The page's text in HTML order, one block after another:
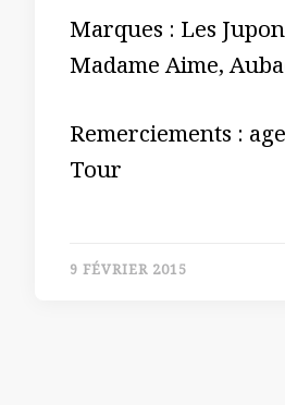
Marques : Les
Madame Aime,
Remerciements :
Tour
9 FÉVRIER 2015